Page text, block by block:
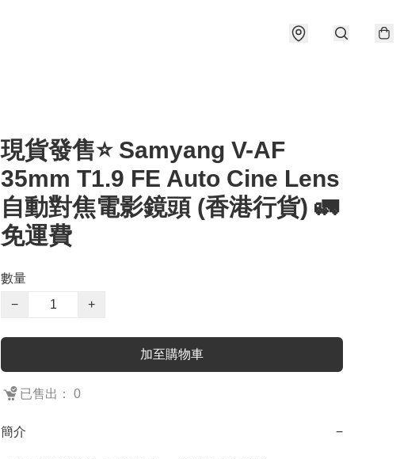
現貨發售⭐️ Samyang V-AF
35mm T1.9 FE Auto Cine Lens
自動對焦電影鏡頭 (香港行貨) 🚛
免運費
數量
−
+
加至購物車
已售出： 0
簡介 −